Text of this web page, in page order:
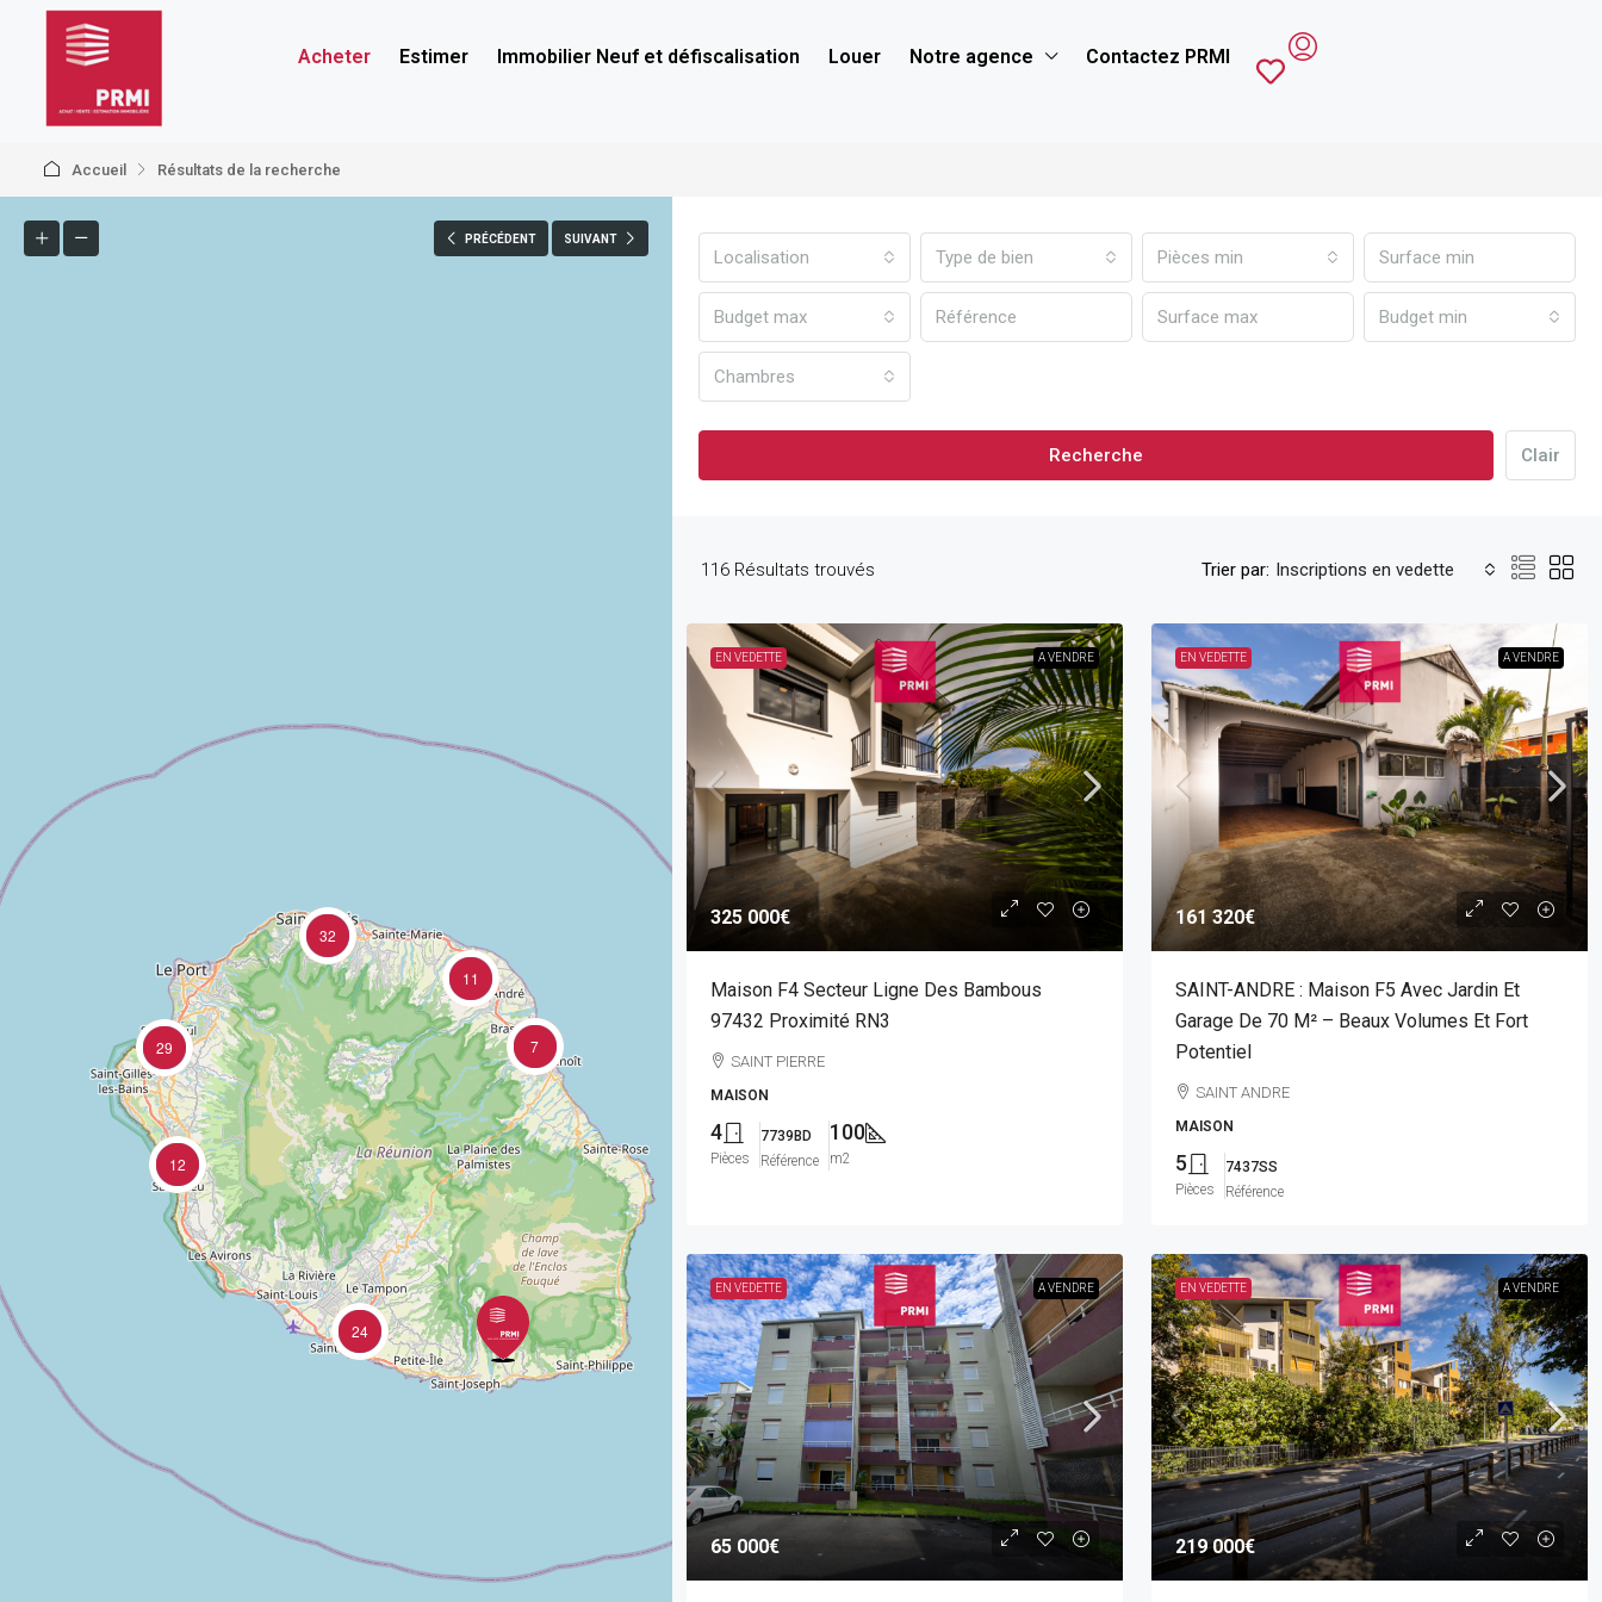
Acheter Estimer Immobilier Neuf et défiscalisation Louer Notre agence Contactez PRMI
Accueil Résultats de la recherche
PRÉCÉDENT SUIVANT
24
12
29 7
32
11
Localisation Type de bien Pièces min
Budget max Budget min
Chambres
Recherche Clair
116 Résultats trouvés Trier par: Inscriptions en vedette
EN VEDETTE A VENDRE
325 000€
Maison F4 Secteur Ligne Des Bambous
97432 Proximité RN3
SAINT PIERRE
MAISON
4
Pièces
7739BD
Référence
100
m2
EN VEDETTE A VENDRE
161 320€
SAINT-ANDRE : Maison F5 Avec Jardin Et
Garage De 70 M² – Beaux Volumes Et Fort
Potentiel
SAINT ANDRE
MAISON
5
Pièces
7437SS
Référence
EN VEDETTE A VENDRE
65 000€
EN VEDETTE A VENDRE
219 000€